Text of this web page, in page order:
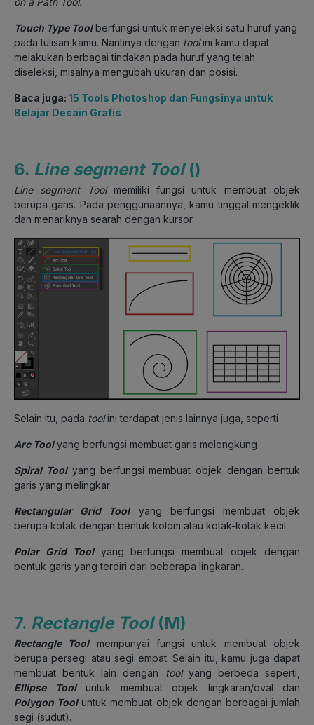
Touch Type Toolberfungsi untuk menyeleksi satu huruf yang
pada tulisan kamu. Nantinya dengan toolini kamu dapat
melakukan berbagai tindakan pada huruf yang telah
diseleksi, misalnya mengubah ukuran dan posisi.
Baca juga: 15 Tools Photoshop dan Fungsinya untuk
Belajar Desain Grafis
6. Line segment Tool()
Line segment Tool memiliki fungsi untuk membuat objek
berupa garis. Pada penggunaannya, kamu tinggal mengeklik
dan menariknya searah dengan kursor.
Selain itu, pada toolini terdapat jenis lainnya juga, seperti
Arc Toolyang berfungsi membuat garis melengkung
Spiral Toolyang berfungsi membuat objek dengan bentuk
garis yang melingkar
Rectangular Grid Toolyang berfungsi membuat objek
berupa kotak dengan bentuk kolom atau kotak-kotak kecil.
Polar Grid Toolyang berfungsi membuat objek dengan
bentuk garis yang terdiri dari beberapa lingkaran.
7. Rectangle Tool(M)
Rectangle Toolmempunyai fungsi untuk membuat objek
berupa persegi atau segi empat. Selain itu, kamu juga dapat
membuat bentuk lain dengan toolyang berbeda seperti,
Ellipse Tooluntuk membuat objek lingkaran/oval dan
Polygon Tooluntuk membuat objek dengan berbagai jumlah
segi (sudut).